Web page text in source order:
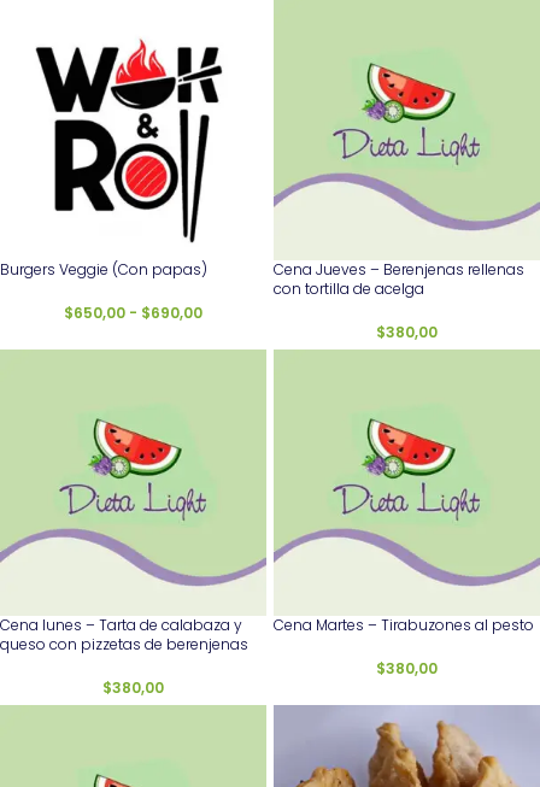
Burgers Veggie (Con papas)
$650,00 - $690,00
Cena Jueves – Berenjenas rellenas
con tortilla de acelga
$380,00
Cena lunes – Tarta de calabaza y
queso con pizzetas de berenjenas
$380,00
Cena Martes – Tirabuzones al pesto
$380,00